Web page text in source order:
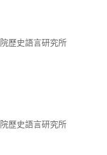
歷史語言研究所
歷史語言研究所